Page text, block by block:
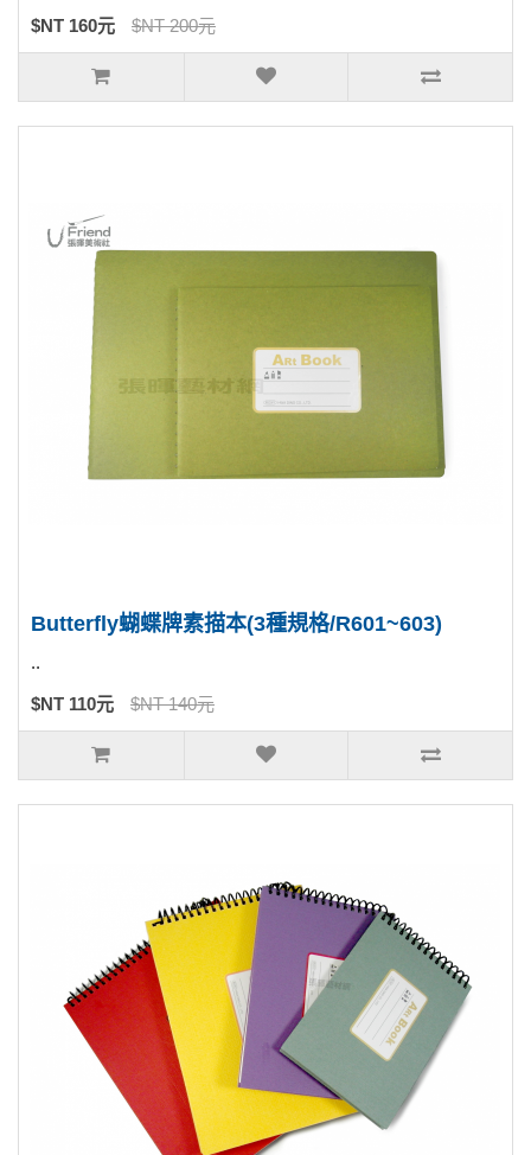
$NT 160元 $NT 200元
Butterfly蝴蝶牌素描本(3種規格/R601~603)
..
$NT 110元 $NT 140元